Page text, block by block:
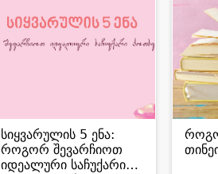
სიყვარულის 5 ენა:
როგორ შევარჩიოთ
იდეალური საჩუქარი